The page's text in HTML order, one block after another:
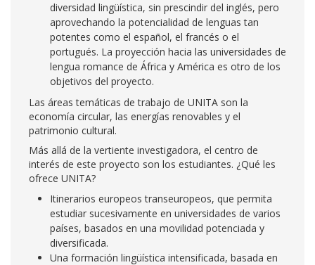
diversidad lingüística, sin prescindir del inglés, pero
aprovechando la potencialidad de lenguas tan
potentes como el español, el francés o el
portugués. La proyección hacia las universidades de
lengua romance de África y América es otro de los
objetivos del proyecto.
Las áreas temáticas de trabajo de UNITA son la
economía circular, las energías renovables y el
patrimonio cultural.
Más allá de la vertiente investigadora, el centro de
interés de este proyecto son los estudiantes. ¿Qué les
ofrece UNITA?
Itinerarios europeos transeuropeos, que permita
estudiar sucesivamente en universidades de varios
países, basados en una movilidad potenciada y
diversificada.
Una formación lingüística intensificada, basada en